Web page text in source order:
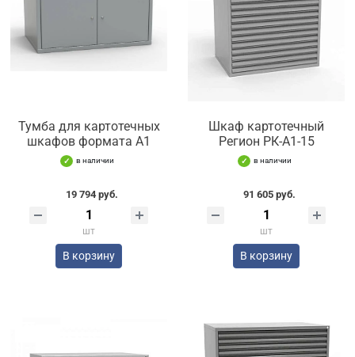
Тумба для картотечных
шкафов формата А1
в наличии
19 794 руб.
шт
В корзину
Шкаф картотечный
Регион РК-А1-15
в наличии
91 605 руб.
шт
В корзину